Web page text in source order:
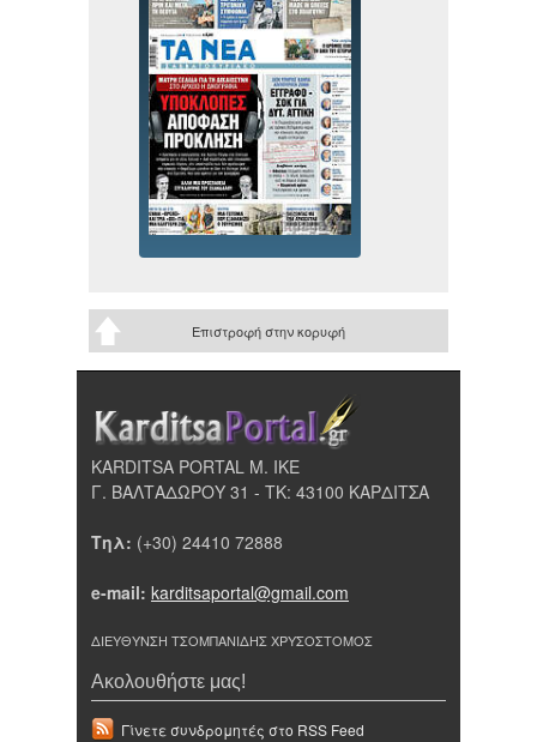
Επιστροφή στην κορυφή
KARDITSA PORTAL Μ. ΙΚΕ
Γ. ΒΑΛΤΑΔΩΡΟΥ 31 - ΤΚ: 43100 ΚΑΡΔΙΤΣΑ
Τηλ: (+30) 24410 72888
e-mail: karditsaportal@gmail.com
ΔΙΕΥΘΥΝΣΗ ΤΣΟΜΠΑΝΙΔΗΣ ΧΡΥΣΟΣΤΟΜΟΣ
Ακολουθήστε μας!
Γίνετε συνδρομητές στο RSS Feed